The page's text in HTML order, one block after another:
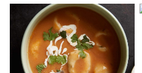
Bienvenidas
las
Cazuelas